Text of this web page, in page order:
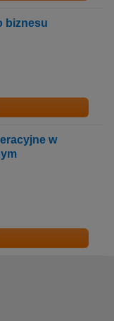
biznesu
w